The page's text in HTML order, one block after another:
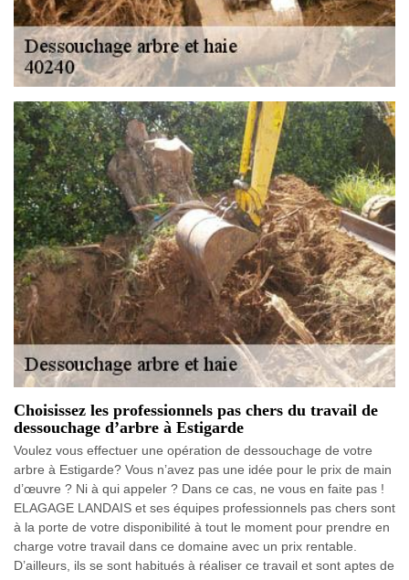
Choisissez les professionnels pas chers du travail de
dessouchage d’arbre à Estigarde
Voulez vous effectuer une opération de dessouchage de votre
arbre à Estigarde? Vous n’avez pas une idée pour le prix de main
d’œuvre ? Ni à qui appeler ? Dans ce cas, ne vous en faite pas !
ELAGAGE LANDAIS et ses équipes professionnels pas chers sont
à la porte de votre disponibilité à tout le moment pour prendre en
charge votre travail dans ce domaine avec un prix rentable.
D’ailleurs, ils se sont habitués à réaliser ce travail et sont aptes de